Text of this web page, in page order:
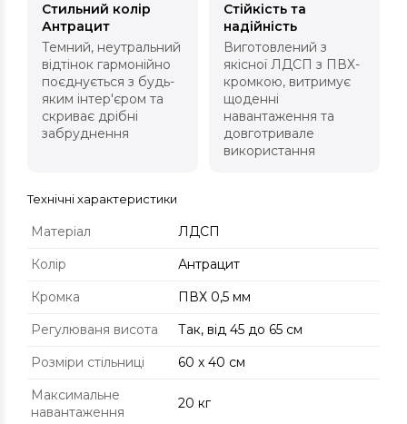
Стильний колір
Антрацит
Темний, неутральний
відтінок гармонійно
поєднується з будь-
яким інтер'єром та
скриває дрібні
забруднення
Стійкість та
надійність
Виготовлений з
якісної ЛДСП з ПВХ-
кромкою, витримує
щоденні
навантаження та
довготривале
використання
Технічні характеристики
Матеріал
ЛДСП
Колір
Антрацит
Кромка
ПВХ 0,5 мм
Регулюваня висота
Так, від 45 до 65 см
Розміри стільниці
60 х 40 см
Максимальне
навантаження
20 кг